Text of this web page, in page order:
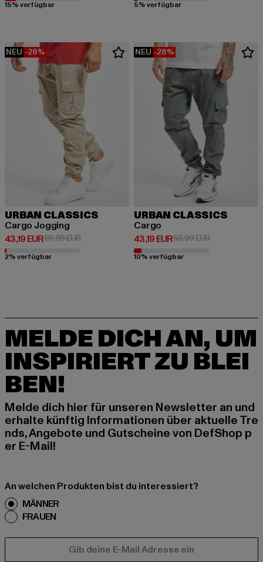
15% verfügbar 5% verfügbar
NEU -28%
URBAN CLASSICS
Cargo Jogging
43,19 EUR
Derzeitiger Preis: 43,19 EUR
59,99 EURAktionspreis: 59,99 EUR
2% verfügbar
NEU -28%
URBAN CLASSICS
Cargo
43,19 EUR
Derzeitiger Preis: 43,19 EUR
59,99 EURAktionspreis:
10% verfügbar
MELDE DICH AN, UM
INSPIRIERT ZU BLEI
BEN!
Melde dich hier für unseren Newsletter an und
erhalte künftig Informationen über aktuelle Tre
nds, Angebote und Gutscheine von DefShop p
er E-Mail!
An welchen Produkten bist du interessiert?
MÄNNER
FRAUEN